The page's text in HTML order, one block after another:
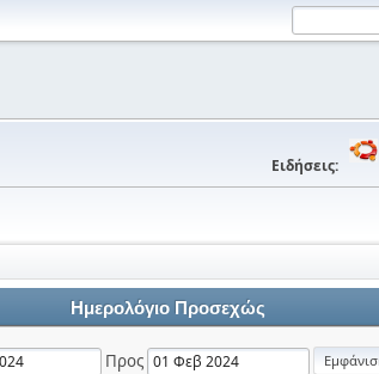
Ειδήσεις:
Ημερολόγιο Προσεχώς
Προς